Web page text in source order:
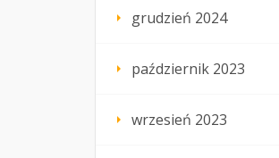
grudzień 2024
październik 2023
wrzesień 2023